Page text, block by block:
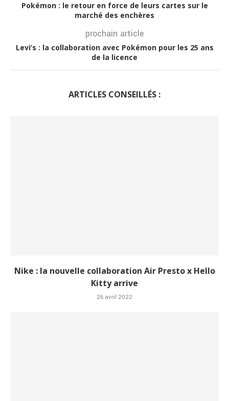
Pokémon : le retour en force de leurs cartes sur le
marché des enchères
prochain article
Levi’s : la collaboration avec Pokémon pour les 25 ans
de la licence
ARTICLES CONSEILLÉS :
Nike : la nouvelle collaboration Air Presto x Hello
Kitty arrive
26 avril 2022